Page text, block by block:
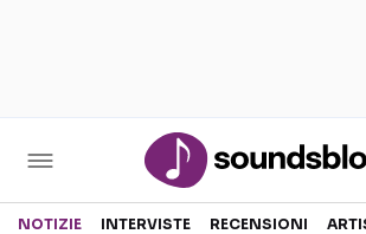
Sezioni
NOTIZIE INTERVISTE RECENSIONI